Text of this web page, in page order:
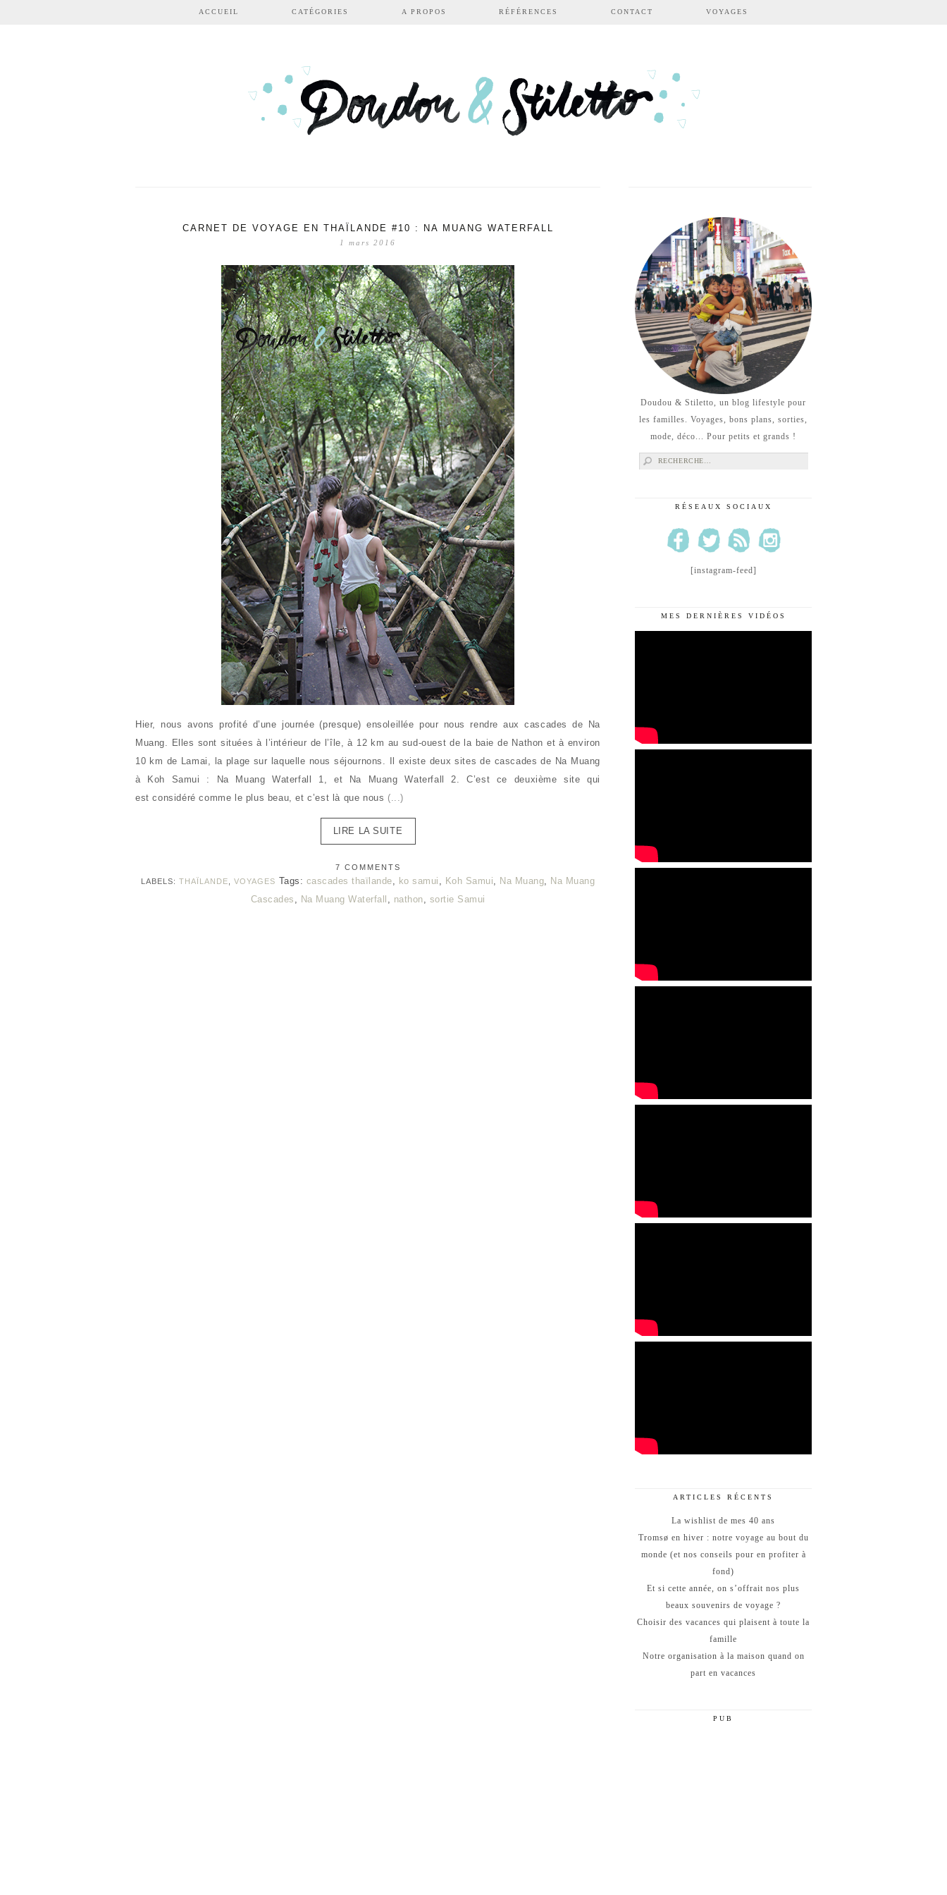
Aller au contenu principal
ACCUEIL CATÉGORIES A PROPOS RÉFÉRENCES CONTACT VOYAGES
CARNET DE VOYAGE EN THAÏLANDE #10 : NA MUANG WATERFALL
1 mars 2016
Hier, nous avons profité d’une journée (presque) ensoleillée pour nous rendre aux cascades de Na
Muang. Elles sont situées à l’intérieur de l’île, à 12 km au sud-ouest de la baie de Nathon et à environ
10 km de Lamai, la plage sur laquelle nous séjournons. Il existe deux sites de cascades de Na Muang
à Koh Samui : Na Muang Waterfall 1, et Na Muang Waterfall 2. C’est ce deuxième site qui
est considéré comme le plus beau, et c’est là que nous (...)
LIRE LA SUITE
7 COMMENTS
LABELS: THAÏLANDE VOYAGES Tags: cascades thaïlande, ko samui , Koh Samui, Na Muang, Na Muang
Cascades , Na Muang Waterfall , nathon, sortie Samui
Doudou & Stiletto, un blog lifestyle pour
les familles. Voyages, bons plans, sorties,
mode, déco... Pour petits et grands !
Rechercher :
RÉSEAUX SOCIAUX
[instagram-feed]
MES DERNIÈRES VIDÉOS
ARTICLES RÉCENTS
La wishlist de mes 40 ans
Tromsø en hiver : notre voyage au bout du
monde (et nos conseils pour en profiter à
fond)
Et si cette année, on s’offrait nos plus
beaux souvenirs de voyage ?
Choisir des vacances qui plaisent à toute la
famille
Notre organisation à la maison quand on
part en vacances
PUB